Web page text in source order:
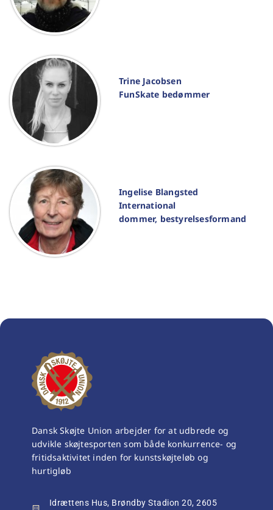
Trine Jacobsen
FunSkate bedømmer
Ingelise Blangsted
International
dommer, bestyrelsesformand
Dansk Skøjte Union arbejder for at udbrede og
udvikle skøjtesporten som både konkurrence- og
fritidsaktivitet inden for kunstskøjteløb og
hurtigløb
Idrættens Hus, Brøndby Stadion 20, 2605